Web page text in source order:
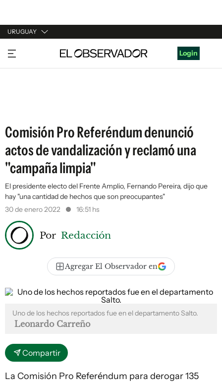
URUGUAY
URUGUAY
ARGENTINA
Login
Comisión Pro Referéndum denunció
actos de vandalización y reclamó una
"campaña limpia"
El presidente electo del Frente Amplio, Fernando Pereira, dijo que
hay "una cantidad de hechos que son preocupantes"
30 de enero 2022
16:51 hs
Por Redacción
Agregar El Observador en
Uno de los hechos reportados fue en el departamento Salto.
Leonardo Carreño
Compartir
La Comisión Pro Referéndum para derogar 135